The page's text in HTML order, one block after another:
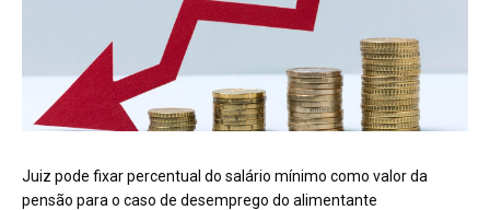
Juiz pode fixar percentual do salário mínimo como valor da
pensão para o caso de desemprego do alimentante